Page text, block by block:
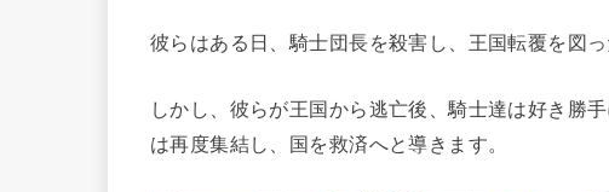
彼らはある日、騎士団長を殺害し、王国転覆を図
しかし、彼らが王国から逃亡後、騎士達は好き勝
は再度集結し、国を救済へと導きます。